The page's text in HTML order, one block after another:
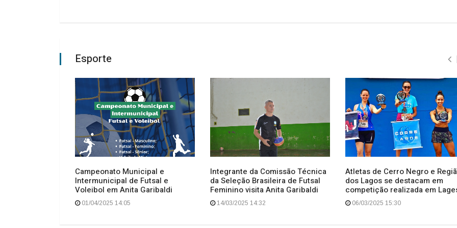
Esporte
Campeonato Municipal e
Intermunicipal de Futsal e
Voleibol em Anita Garibaldi
01/04/2025 14:05
Integrante da Comissão Técnica
da Seleção Brasileira de Futsal
Feminino visita Anita Garibaldi
14/03/2025 14:32
Atletas de Cerro Negro e
dos Lagos se destacam em
competição realizada em
06/03/2025 15:30